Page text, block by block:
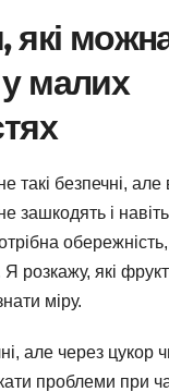
які
малих
такі безпечні, але
зашкодять і
розкажу, які
міру.
але через цукор
проблеми при